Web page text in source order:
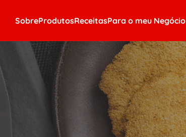
SobreProdutosReceitasPara o meu Negócio